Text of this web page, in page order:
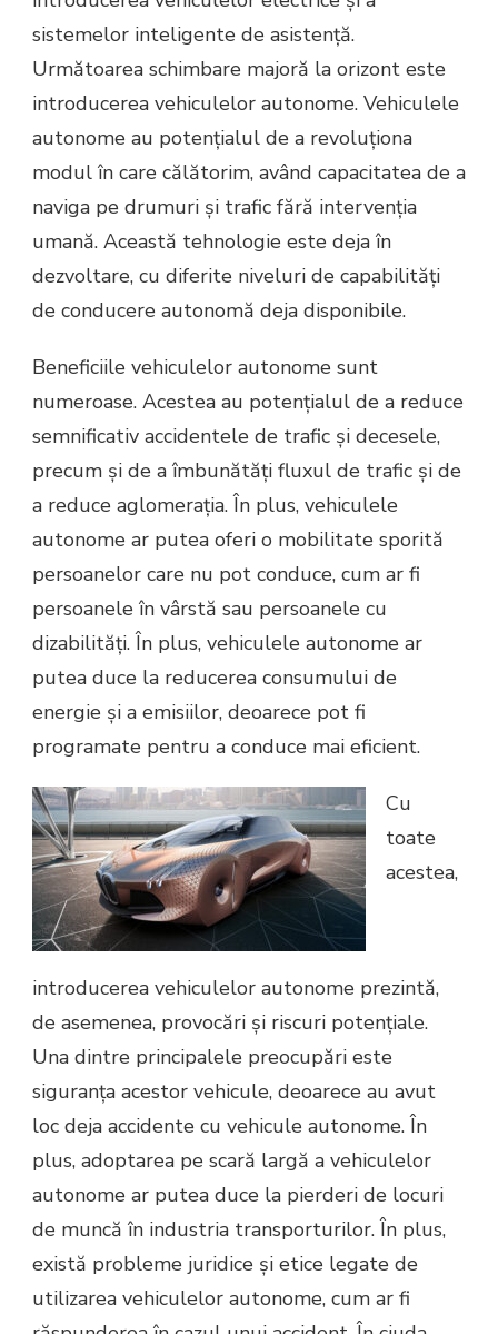
sistemelor inteligente de asistență.
Următoarea schimbare majoră la orizont este
introducerea vehiculelor autonome. Vehiculele
autonome au potențialul de a revoluționa
modul în care călătorim, având capacitatea de a
naviga pe drumuri și trafic fără intervenția
umană. Această tehnologie este deja în
dezvoltare, cu diferite niveluri de capabilități
de conducere autonomă deja disponibile.
Beneficiile vehiculelor autonome sunt
numeroase. Acestea au potențialul de a reduce
semnificativ accidentele de trafic și decesele,
precum și de a îmbunătăți fluxul de trafic și de
a reduce aglomerația. În plus, vehiculele
autonome ar putea oferi o mobilitate sporită
persoanelor care nu pot conduce, cum ar fi
persoanele în vârstă sau persoanele cu
dizabilități. În plus, vehiculele autonome ar
putea duce la reducerea consumului de
energie și a emisiilor, deoarece pot fi
programate pentru a conduce mai eficient.
Cu
toate
acestea,
introducerea vehiculelor autonome prezintă,
de asemenea, provocări și riscuri potențiale.
Una dintre principalele preocupări este
siguranța acestor vehicule, deoarece au avut
loc deja accidente cu vehicule autonome. În
plus, adoptarea pe scară largă a vehiculelor
autonome ar putea duce la pierderi de locuri
de muncă în industria transporturilor. În plus,
există probleme juridice și etice legate de
utilizarea vehiculelor autonome, cum ar fi